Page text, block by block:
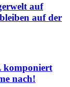
auf
auf der
nach!